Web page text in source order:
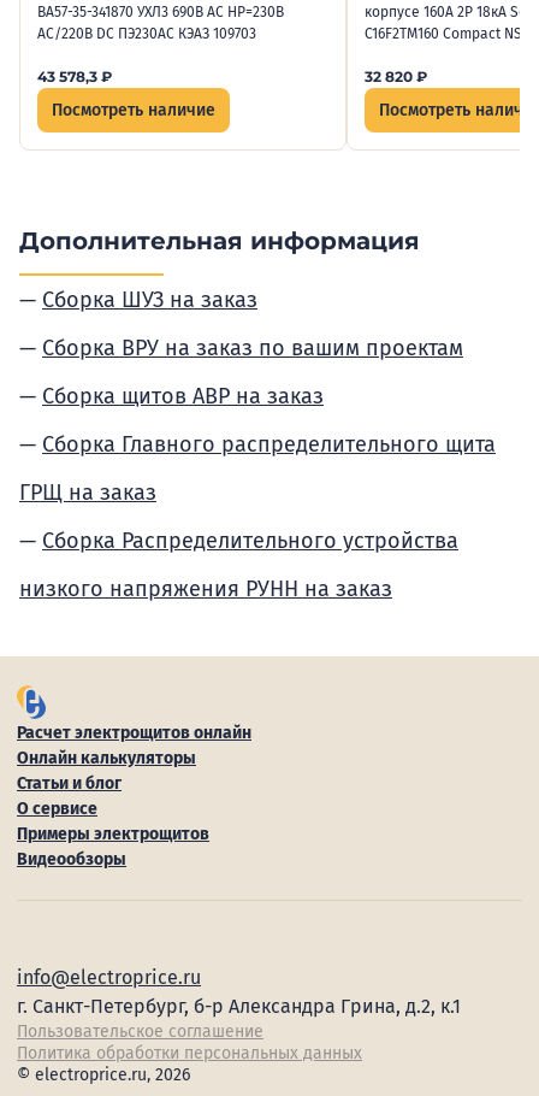
ВА57-35-341870 УХЛ3 690В AC НР=230В
AC/220В DC ПЭ230AC КЭАЗ 109703
43 578,3 ₽
Посмотреть наличие
корпусе 160А 2P 18кА
C16F2TM160 Сompact NSX
32 820 ₽
Посмотреть
Дополнительная информация
Сборка ШУЗ на заказ
Сборка ВРУ на заказ по вашим проектам
Сборка щитов АВР на заказ
Сборка Главного распределительного щита
ГРЩ на заказ
Сборка Распределительного устройства
низкого напряжения РУНН на заказ
Расчет электрощитов онлайн
Онлайн калькуляторы
Статьи и блог
О сервисе
Примеры электрощитов
Видеообзоры
info@electroprice.ru
г. Санкт-Петербург, б-р Александра Грина, д.2, к.1
Пользовательское соглашение
Политика обработки персональных данных
© electroprice.ru, 2026